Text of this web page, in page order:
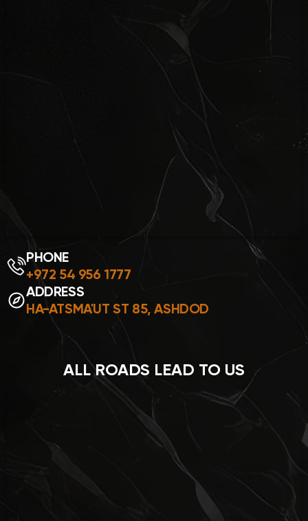
PHONE
+972 54 956 1777
ADDRESS
HA-ATSMA'UT ST 85, ASHDOD
ALL ROADS LEAD TO US